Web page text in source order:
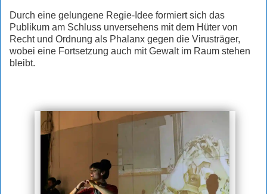
Durch eine gelungene Regie-Idee formiert sich das
Publikum am Schluss unversehens mit dem Hüter von
Recht und Ordnung als Phalanx gegen die Virusträger,
wobei eine Fortsetzung auch mit Gewalt im Raum stehen
bleibt.